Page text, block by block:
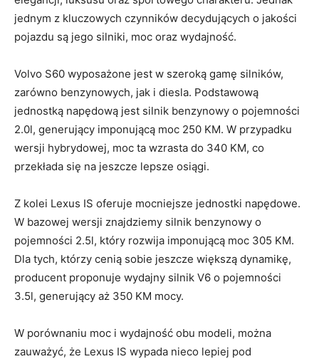
jednym z kluczowych czynników decydujących o jakości
pojazdu są jego silniki, moc oraz wydajność.
Volvo S60 wyposażone jest ⁤w ⁤szeroką gamę silników,
‌zarówno benzynowych,⁢ jak i diesla. Podstawową
jednostką napędową jest silnik benzynowy o pojemności
2.0l, ⁢generujący imponującą moc 250 KM. W przypadku‌
wersji hybrydowej, moc ‌ta wzrasta‍ do⁢ 340 KM, co‍
przekłada⁢ się⁤ na jeszcze lepsze osiągi.
Z kolei Lexus IS ​oferuje mocniejsze ​jednostki ⁣napędowe.
W bazowej‌ wersji znajdziemy silnik‌ benzynowy o
pojemności 2.5l, który rozwija imponującą moc 305 KM.
Dla tych,‍ którzy⁢ cenią sobie‍ jeszcze większą dynamikę,
producent proponuje ‍wydajny silnik V6 ⁤o pojemności⁤
3.5l, generujący aż⁢ 350 KM ‍mocy.
W porównaniu moc i wydajność⁢ obu modeli, można
zauważyć, że Lexus‌ IS wypada nieco lepiej pod